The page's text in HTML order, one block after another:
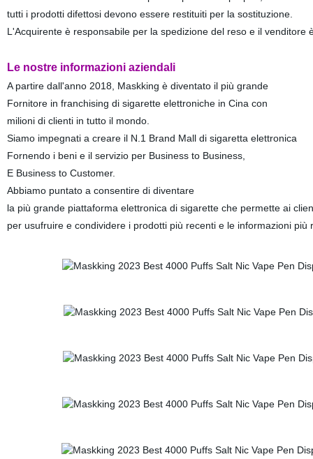
tutti i prodotti difettosi devono essere restituiti per la sostituzione.
L'Acquirente è responsabile per la spedizione del reso e il
Le nostre informazioni aziendali
A partire dall'anno 2018, Maskking è diventato il più grande
Fornitore in franchising di sigarette elettroniche in Cina con
milioni di clienti in tutto il mondo.
Siamo impegnati a creare il N.1 Brand Mall di sigaretta elettronica
Fornendo i beni e il servizio per Business to Business,
E Business to Customer.
Abbiamo puntato a consentire di diventare
la più grande piattaforma elettronica di sigarette che permette ai
per usufruire e condividere i prodotti più recenti e le informazioni più